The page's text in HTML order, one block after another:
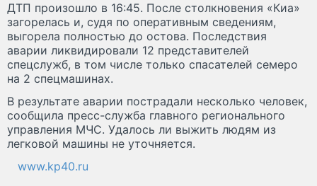
ДТП произошло в 16:45. После столкновения «Киа»
загорелась и, судя по оперативным сведениям,
выгорела полностью до остова. Последствия
аварии ликвидировали 12 представителей
спецслужб, в том числе только спасателей семеро
на 2 спецмашинах.
В результате аварии пострадали несколько человек,
сообщила пресс-служба главного регионального
управления МЧС. Удалось ли выжить людям из
легковой машины не уточняется.
www.kp40.ru